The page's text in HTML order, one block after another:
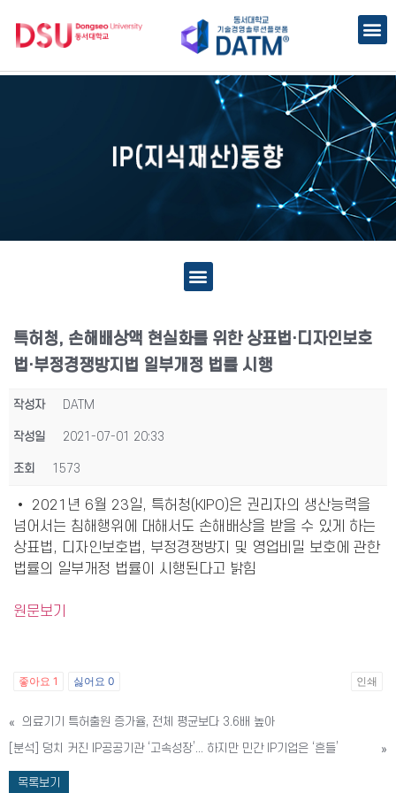
특허청, 손해배상액 현실화를 위한 상표법·디자인보호
법·부정경쟁방지법 일부개정 법률 시행
작성자 DATM
작성일 2021-07-01 20:33
조회 1573
• 2021년 6월 23일, 특허청(KIPO)은 권리자의 생산능력을
넘어서는 침해행위에 대해서도 손해배상을 받을 수 있게 하는
상표법, 디자인보호법, 부정경쟁방지 및 영업비밀 보호에 관한
법률의 일부개정 법률이 시행된다고 밝힘
원문보기
좋아요 1 싫어요 0 인쇄
«
의료기기 특허출원 증가율, 전체 평균보다 3.6배 높아
[분석] 덩치 커진 IP공공기관 ‘고속성장’... 하지만 민간 IP기업은 ‘흔들’
»
목록보기